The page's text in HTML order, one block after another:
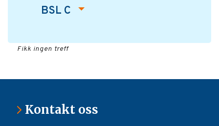
BSL C
Fikk ingen treff
Kontakt oss